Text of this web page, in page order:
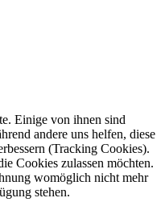
Einige von ihnen sind
andere uns helfen, diese
(Tracking Cookies).
Cookies zulassen möchten.
womöglich nicht mehr
stehen.